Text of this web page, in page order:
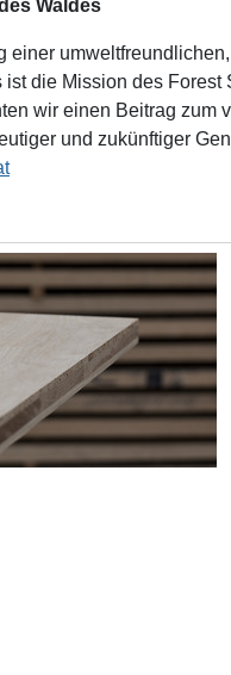
Waldes
einer
ist die Mission des
wir einen Beitrag zum
und zukünftiger